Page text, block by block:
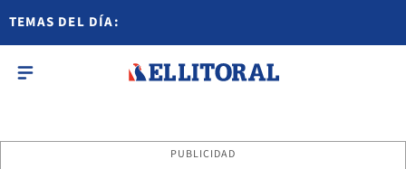
TEMAS DEL DÍA:
PUBLICIDAD